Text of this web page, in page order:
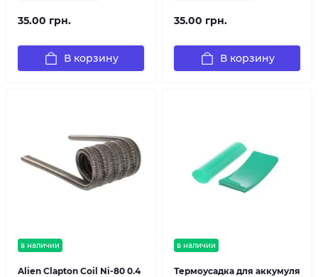
35.00 грн.
В корзину
35.00 грн.
В корзину
в наличии
Alien Clapton Coil Ni-80 0.4
в наличии
Термоусадка для аккумуля